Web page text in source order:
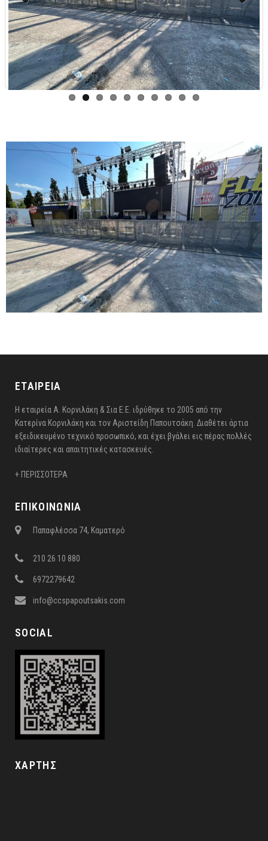
Previo
us
Next
ΕΤΑΙΡΕΙΑ
Η εταιρεία Α. Κορνιλάκη & Σια Ε.Ε. ιδρύθηκε το 2005 από την
Κατερίνα Κορνιλάκη και τον Αριστείδη Παπουτσάκη. Διαθέτει άρτια
εξειδικευμένο τεχνικό προσωπικό, και έχει βγάλει εις πέρας πολλές
ιδιαίτερες και απαιτητικές κατασκευές.
+ ΠΕΡΙΣΣΟΤΕΡΑ
ΕΠΙΚΟΙΝΩΝΙΑ
Παπαφλέσσα 74, Καματερό
210 26 10 880
6972279642
info@ccspapoutsakis.com
SOCIAL
ΧΑΡΤΗΣ